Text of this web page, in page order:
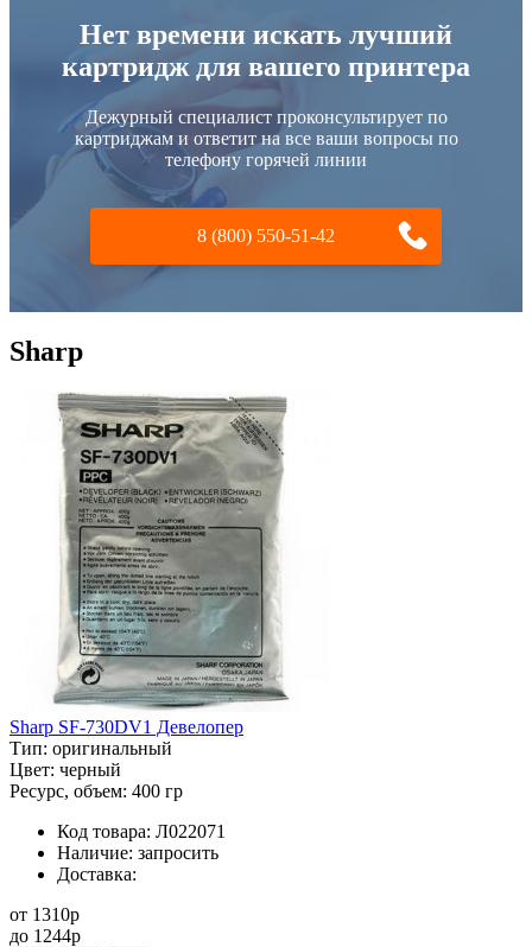
Нет времени искать лучший
картридж для вашего принтера
Дежурный специалист проконсультирует по
картриджам и ответит на все ваши вопросы по
телефону горячей линии
8 (800) 550-51-42
Sharp
Sharp SF-730DV1 Девелопер
Тип: оригинальный
Цвет: черный
Ресурс, объем: 400 гр
Код товара: Л022071
Наличие: запросить
Доставка:
от 1310p
до 1244p